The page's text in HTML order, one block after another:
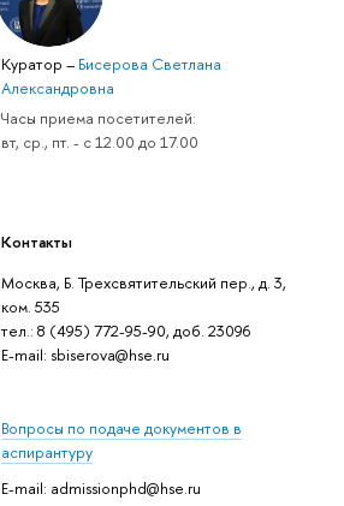
Куратор– Бисерова Светлана
Александровна
Часы приема посетителей:
вт, ср., пт. - с 12.00 до 17.00
Контакты
Москва, Б. Трехсвятительский пер., д. 3,
ком. 535
тел.: 8 (495) 772-95-90, доб. 23096
Е-mail: sbiserova@hse.ru
Вопросы по подаче документов в
аспирантуру
E-mail: admissionphd@hse.ru